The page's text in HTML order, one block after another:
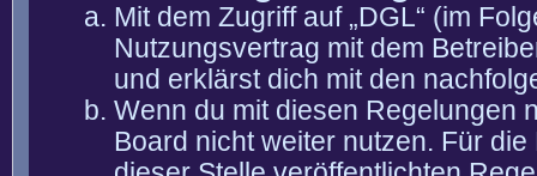
Mit dem Zugriff auf „DGL“ (im
Nutzungsvertrag mit dem
und erklärst dich mit den
Wenn du mit diesen Regelungen
Board nicht weiter nutzen. Für